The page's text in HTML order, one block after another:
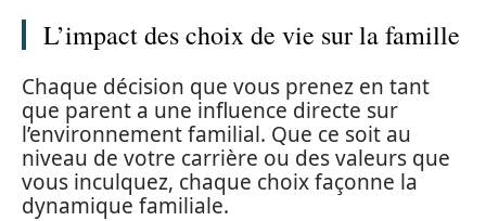
L’impact des choix de vie sur la famille
Chaque décision que vous prenez en tant
que parent a une influence directe sur
l’environnement familial. Que ce soit au
niveau de votre carrière ou des valeurs que
vous inculquez, chaque choix façonne la
dynamique familiale.